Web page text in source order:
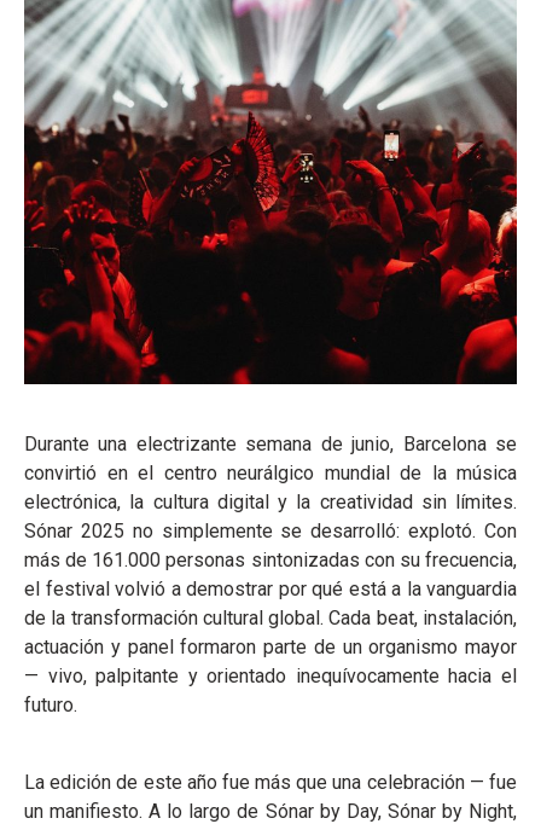
Durante una electrizante semana de junio, Barcelona se
convirtió en el centro neurálgico mundial de la música
electrónica, la cultura digital y la creatividad sin límites.
Sónar 2025 no simplemente se desarrolló: explotó. Con
más de 161.000 personas sintonizadas con su frecuencia,
el festival volvió a demostrar por qué está a la vanguardia
de la transformación cultural global. Cada beat, instalación,
actuación y panel formaron parte de un organismo mayor
— vivo, palpitante y orientado inequívocamente hacia el
futuro.
La edición de este año fue más que una celebración — fue
un manifiesto. A lo largo de Sónar by Day, Sónar by Night,